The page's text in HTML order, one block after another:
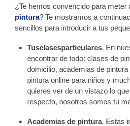
¿Te hemos convencido para meter
pintura? Te mostramos a
sencillos para introducir a tus
Tusclasesparticulares. En
encontrar de todo: clases de
domicilio, academias de
pintura online para niños y
quieres ver de un vistazo lo
respecto, nosotros somos tu
Academias de pintura. Estas